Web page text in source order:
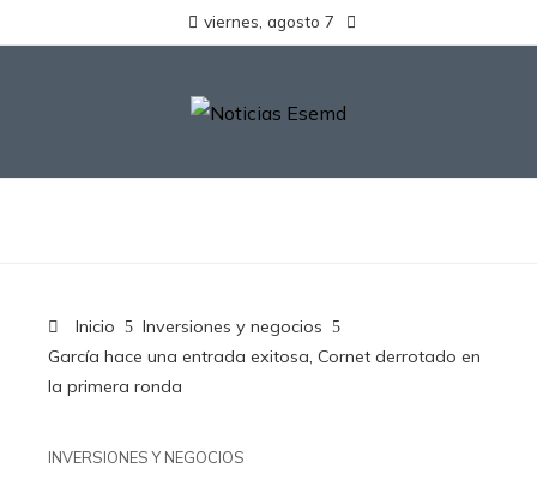
viernes, agosto 7
Inicio
Inversiones y negocios
García hace una entrada exitosa, Cornet derrotado en
la primera ronda
INVERSIONES Y NEGOCIOS